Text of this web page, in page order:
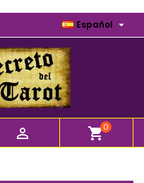
Español 
 shopping_cart0